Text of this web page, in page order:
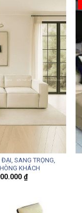
SANG TRỌNG,
KHÁCH
₫Giá
hiện
5.900.000 ₫.